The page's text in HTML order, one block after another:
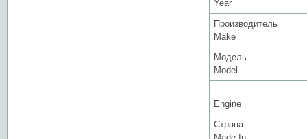
Year
Производитель
Make
Модель
Model
Engine
Страна